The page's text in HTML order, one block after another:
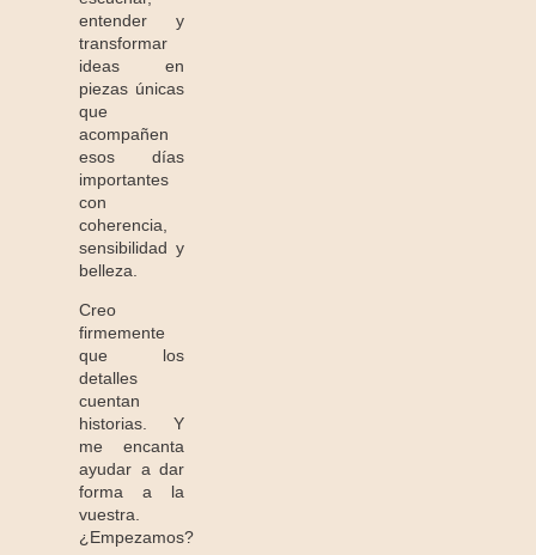
entender y
transformar
ideas en
piezas únicas
que
acompañen
esos días
importantes
con
coherencia,
sensibilidad y
belleza.
Creo
firmemente
que los
detalles
cuentan
historias. Y
me encanta
ayudar a dar
forma a la
vuestra.
¿Empezamos?